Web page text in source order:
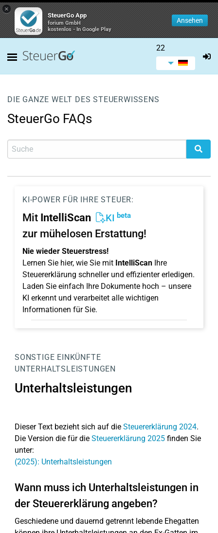
×
SteuerGo App
forium GmbH
kostenlos - In Google Play
Ansehen
22
DIE GANZE WELT DES STEUERWISSENS
SteuerGo FAQs
KI-POWER FÜR IHRE STEUER:
Mit IntelliScan KI beta
zur mühelosen Erstattung!
Nie wieder Steuerstress!
Lernen Sie hier, wie Sie mit IntelliScan Ihre
Steuererklärung schneller und effizienter erledigen.
Laden Sie einfach Ihre Dokumente hoch – unsere
KI erkennt und verarbeitet alle wichtigen
Informationen für Sie.
SONSTIGE EINKÜNFTE
UNTERHALTSLEISTUNGEN
Unterhaltsleistungen
Dieser Text bezieht sich auf die Steuererklärung 2024.
Die Version die für die Steuererklärung 2025 finden Sie
unter:
(2025): Unterhaltsleistungen
Wann muss ich Unterhaltsleistungen in
der Steuererklärung angeben?
Geschiedene und dauernd getrennt lebende Ehegatten